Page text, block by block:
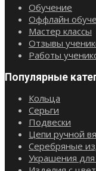
Обучение
Оффлайн
Мастер классы
Отзывы
Работы
Популярные
Кольца
Серьги
Подвески
Цепи ручной
Серебряные
Украшения